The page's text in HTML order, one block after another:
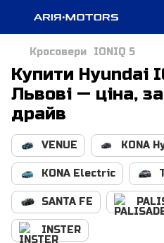
Кросовери IONIQ 5
Купити Hyundai
Львові — ціна,
драйв
VENUE KONA
KONA Electric
SANTA FE
INSTER